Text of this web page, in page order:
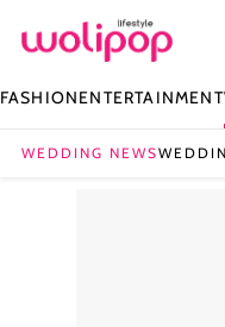
FASHIONENTERTAINMENT
WEDDING NEWS